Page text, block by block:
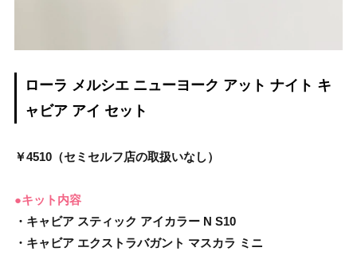
ローラ メルシエ ニューヨーク アット ナイト キ
ャビア アイ セット
￥4510（セミセルフ店の取扱いなし）
●キット内容
・キャビア スティック アイカラー N S10
・キャビア エクストラバガント マスカラ ミニ